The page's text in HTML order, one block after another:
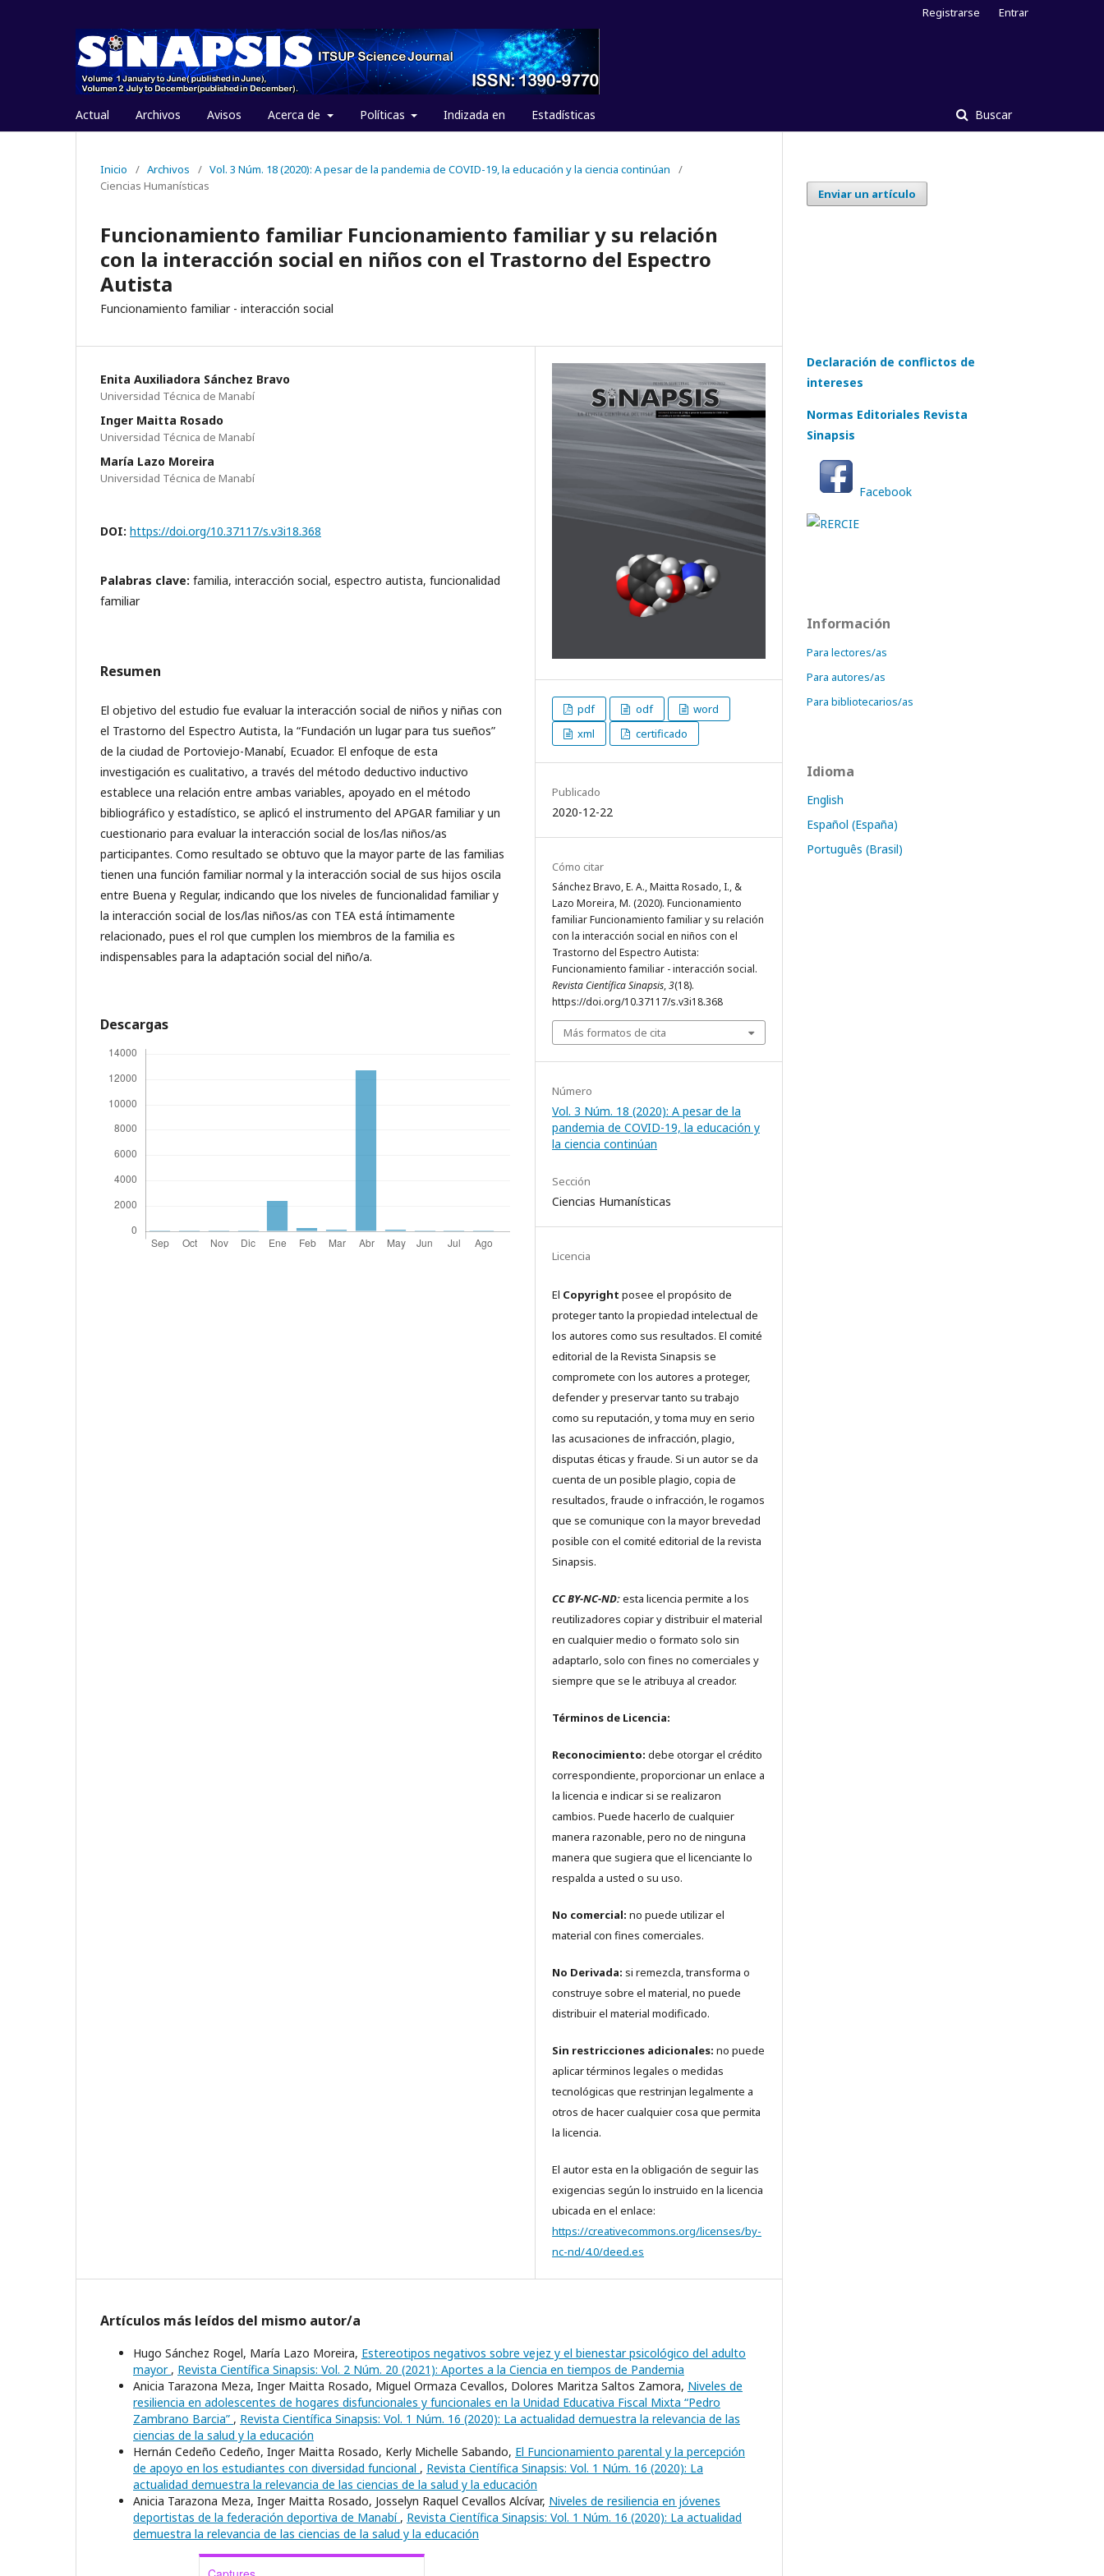
Actual Archivos Avisos Acerca de Políticas Indizada en Estadísticas Buscar
Registrarse Entrar
Inicio / Archivos / Vol. 3 Núm. 18 (2020): A pesar de la pandemia de COVID-19, la educación y la ciencia continúan
/
Ciencias Humanísticas
Funcionamiento familiar Funcionamiento familiar y su relación
con la interacción social en niños con el Trastorno del Espectro
Autista
Funcionamiento familiar - interacción social
Enita Auxiliadora Sánchez Bravo
Universidad Técnica de Manabí
Inger Maitta Rosado
Universidad Técnica de Manabí
María Lazo Moreira
Universidad Técnica de Manabí
DOI: https://doi.org/10.37117/s.v3i18.368
Palabras clave: familia, interacción social, espectro autista, funcionalidad
familiar
Resumen
El objetivo del estudio fue evaluar la interacción social de niños y niñas con
el Trastorno del Espectro Autista, la “Fundación un lugar para tus sueños”
de la ciudad de Portoviejo-Manabí, Ecuador. El enfoque de esta
investigación es cualitativo, a través del método deductivo inductivo
establece una relación entre ambas variables, apoyado en el método
bibliográfico y estadístico, se aplicó el instrumento del APGAR familiar y un
cuestionario para evaluar la interacción social de los/las niños/as
participantes. Como resultado se obtuvo que la mayor parte de las familias
tienen una función familiar normal y la interacción social de sus hijos oscila
entre Buena y Regular, indicando que los niveles de funcionalidad familiar y
la interacción social de los/las niños/as con TEA está íntimamente
relacionado, pues el rol que cumplen los miembros de la familia es
indispensables para la adaptación social del niño/a.
Descargas
pdf odf
word
xml
certificado
Publicado
2020-12-22
Cómo citar
Sánchez Bravo, E. A., Maitta Rosado, I., &
Lazo Moreira, M. (2020). Funcionamiento
familiar Funcionamiento familiar y su relación
con la interacción social en niños con el
Trastorno del Espectro Autista:
Funcionamiento familiar - interacción social.
Revista Científica Sinapsis,3(18).
https://doi.org/10.37117/s.v3i18.368
Más formatos de cita
Número
Vol. 3 Núm. 18 (2020): A pesar de la
pandemia de COVID-19, la educación y
la ciencia continúan
Sección
Ciencias Humanísticas
Licencia
El Copyright posee el propósito de
proteger tanto la propiedad intelectual de
los autores como sus resultados. El comité
editorial de la Revista Sinapsis se
compromete con los autores a proteger,
defender y preservar tanto su trabajo
como su reputación, y toma muy en serio
las acusaciones de infracción, plagio,
disputas éticas y fraude. Si un autor se da
cuenta de un posible plagio, copia de
resultados, fraude o infracción, le rogamos
que se comunique con la mayor brevedad
posible con el comité editorial de la revista
Sinapsis.
CC BY-NC-ND:esta licencia permite a los
reutilizadores copiar y distribuir el material
en cualquier medio o formato solo sin
adaptarlo, solo con fines no comerciales y
siempre que se le atribuya al creador.
Términos de Licencia:
Reconocimiento: debe otorgar el crédito
correspondiente, proporcionar un enlace a
la licencia e indicar si se realizaron
cambios. Puede hacerlo de cualquier
manera razonable, pero no de ninguna
manera que sugiera que el licenciante lo
respalda a usted o su uso.
No comercial: no puede utilizar el
material con fines comerciales.
No Derivada: si remezcla, transforma o
construye sobre el material, no puede
distribuir el material modificado.
Sin restricciones adicionales: no puede
aplicar términos legales o medidas
tecnológicas que restrinjan legalmente a
otros de hacer cualquier cosa que permita
la licencia.
El autor esta en la obligación de seguir las
exigencias según lo instruido en la licencia
ubicada en el enlace:
https://creativecommons.org/licenses/by-
nc-nd/4.0/deed.es
Artículos más leídos del mismo autor/a
Hugo Sánchez Rogel, María Lazo Moreira, Estereotipos negativos sobre vejez y el bienestar psicológico del adulto
mayor , Revista Científica Sinapsis: Vol. 2 Núm. 20 (2021): Aportes a la Ciencia en tiempos de Pandemia
Anicia Tarazona Meza, Inger Maitta Rosado, Miguel Ormaza Cevallos, Dolores Maritza Saltos Zamora, Niveles de
resiliencia en adolescentes de hogares disfuncionales y funcionales en la Unidad Educativa Fiscal Mixta “Pedro
Zambrano Barcia” , Revista Científica Sinapsis: Vol. 1 Núm. 16 (2020): La actualidad demuestra la relevancia de las
ciencias de la salud y la educación
Hernán Cedeño Cedeño, Inger Maitta Rosado, Kerly Michelle Sabando, El Funcionamiento parental y la percepción
de apoyo en los estudiantes con diversidad funcional , Revista Científica Sinapsis: Vol. 1 Núm. 16 (2020): La
actualidad demuestra la relevancia de las ciencias de la salud y la educación
Anicia Tarazona Meza, Inger Maitta Rosado, Josselyn Raquel Cevallos Alcívar, Niveles de resiliencia en jóvenes
deportistas de la federación deportiva de Manabí , Revista Científica Sinapsis: Vol. 1 Núm. 16 (2020): La actualidad
demuestra la relevancia de las ciencias de la salud y la educación
Enviar un artículo
Declaración de conflictos de
intereses
Normas Editoriales Revista
Sinapsis
Facebook
Información
Para lectores/as
Para autores/as
Para bibliotecarios/as
Idioma
English
Español (España)
Português (Brasil)